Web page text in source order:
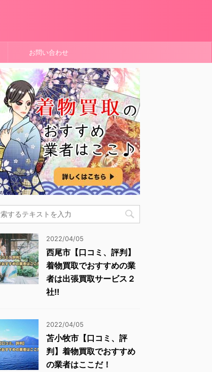
お問い合わせ
2022/04/05
西尾市【口コミ、評判】
着物買取でおすすめの業
者は出張買取サービス２
社!!
2022/04/05
苫小牧市【口コミ、評
判】着物買取でおすすめ
の業者はここだ！